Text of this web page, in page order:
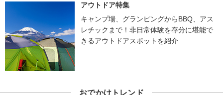
アウトドア特集
キャンプ場、グランピングからBBQ、アス
レチックまで！非日常体験を存分に堪能で
きるアウトドアスポットを紹介
おでかけトレンド